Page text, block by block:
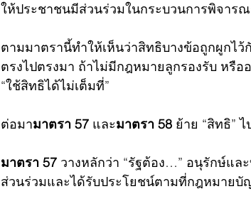
ให้ประชาชนมีส่วนร่วมในกระบวนการพิจา
ตามมาตรานี้ทำให้เห็นว่าสิทธิบางข้อถูกผูกไ
ตรงไปตรงมา ถ้าไม่มีกฎหมายลูกรองรับ หรื
“ใช้สิทธิได้ไม่เต็มที่”
ต่อมามาตรา 57 และมาตรา 58 ย้าย “สิทธิ”
มาตรา 57 วางหลักว่า “รัฐต้อง…” อนุรักษ์แ
ส่วนร่วมและได้รับประโยชน์ตามที่กฎหมาย